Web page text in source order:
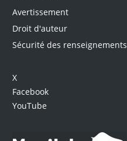
Avertissement
Droit d'auteur
Sécurité des renseignements
X
Facebook
YouTube